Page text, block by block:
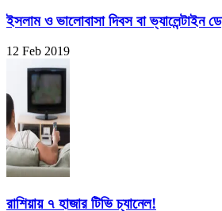
ইসলাম ও ভালোবাসা দিবস বা ভ্যালেন্টাইন ডে
12 Feb 2019
রাশিয়ায় ৭ হাজার টিভি চ্যানেল!